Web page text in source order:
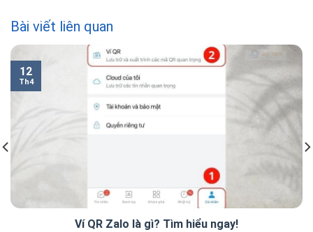
Bài viết liên quan
Ví QR Zalo là gì? Tìm hiểu ngay!
12
Th4